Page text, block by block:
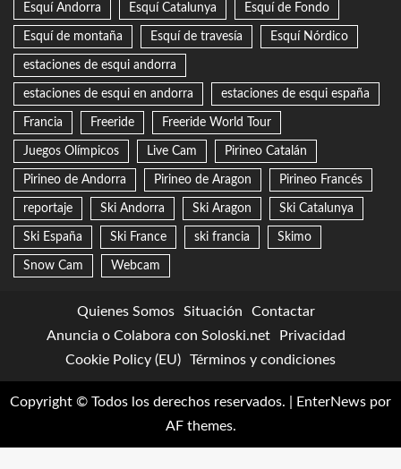
Esquí Andorra Esquí Catalunya Esquí de Fondo
Esquí de montaña Esquí de travesía Esquí Nórdico
estaciones de esqui andorra
estaciones de esqui en andorra estaciones de esqui españa
Francia Freeride Freeride World Tour
Juegos Olímpicos Live Cam Pirineo Catalán
Pirineo de Andorra Pirineo de Aragon Pirineo Francés
reportaje Ski Andorra Ski Aragon Ski Catalunya
Ski España Ski France ski francia Skimo
Snow Cam Webcam
Quienes Somos Situación
Contactar
Anuncia o Colabora con Soloski.net
Privacidad
Cookie Policy (EU)
Términos y condiciones
Copyright © Todos los derechos reservados. EnterNews por
AF themes.